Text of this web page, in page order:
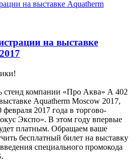
на выставке
стенд компании «Про Аква» А 402
Aquatherm Moscow 2017,
2017 года в торгово-
Экспо». В этом году впервые
платным. Обращаем ваше
бесплатный билет на выставку
специального промокода